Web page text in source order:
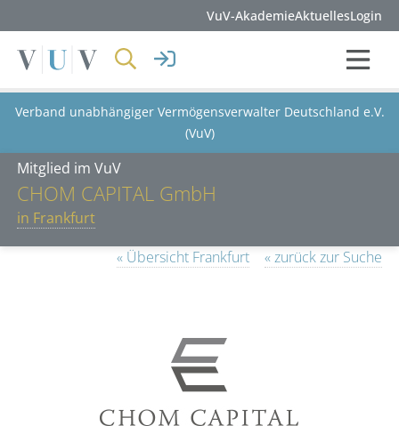
VuV-AkademieAktuellesLogin
Verband unabhängiger Vermögensverwalter Deutschland e.V.
(VuV)
Mitglied im VuV
CHOM CAPITAL GmbH
in Frankfurt
« Übersicht Frankfurt
« zurück zur Suche